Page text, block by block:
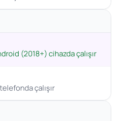
(2018+) cihazda çalışır
çalışır